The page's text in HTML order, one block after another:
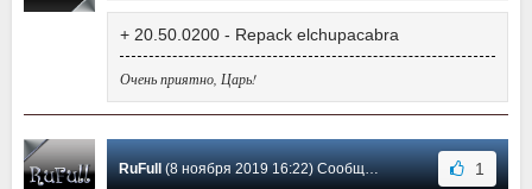
+ 20.50.0200 - Repack elchupacabra
Очень приятно, Царь!
RuFull(8 ноября 2019 16:22) Сообщение #556 1